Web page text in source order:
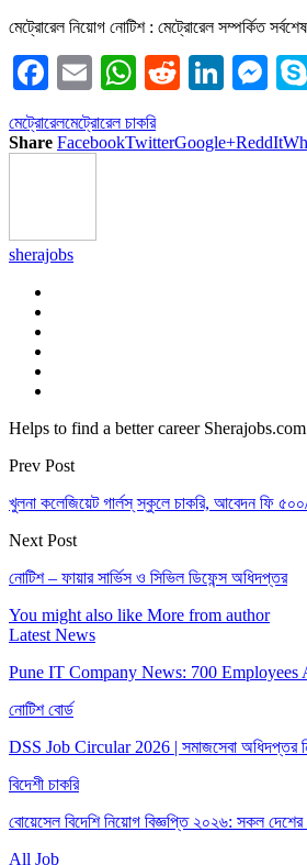
মেট্রোরেল নিয়োগ নোটিশ : মেট্রোরেল সম্পর্কিত
Facebook
EmailWhatsApp
Reddit
মেট্রোরেলমেট্রোরেল চাকরি
Share FacebookTwitterGoogle+ReddIt
sherajobs
Helps to find a better career
Prev Post
খুলনা কলেজিয়েট গার্লস্ স্কুলে চাকরি, আবেদন ফি
Next Post
নোটিশ – ফায়ার সার্ভিস ও সিভিল ডিফেন্স অধিদপ্তর
You might also like More from author
Latest News
Pune IT Company News: 700 Employees
নোটিশ বোর্ড
DSS Job Circular 2026 | সমাজসেবা অধিদপ্তর
বিদেশী চাকরি
বোয়েসেল বিদেশি নিয়োগ বিজ্ঞপ্তি ২০২৬: সকল
All Job